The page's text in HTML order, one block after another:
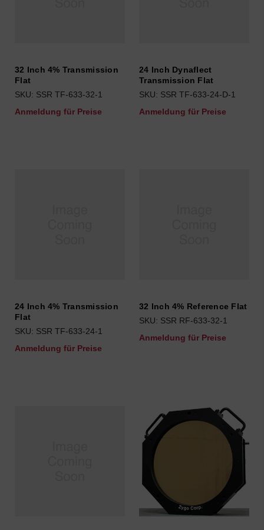
32 Inch 4% Transmission
Flat
SKU: SSR TF-633-32-1
Anmeldung für Preise
24 Inch Dynaflect
Transmission Flat
SKU: SSR TF-633-24-D-1
Anmeldung für Preise
24 Inch 4% Transmission
Flat
SKU: SSR TF-633-24-1
Anmeldung für Preise
32 Inch 4% Reference Flat
SKU: SSR RF-633-32-1
Anmeldung für Preise